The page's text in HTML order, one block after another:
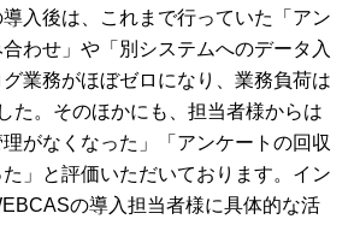
入後は、これまで行っていた「アン
わせ」や「別システムへのデータ入
業務がほぼゼロになり、業務負荷は
た。そのほかにも、担当者様からは
理がなくなった」「アンケートの回収
」と評価いただいております。イン
の導入担当者様に具体的な活